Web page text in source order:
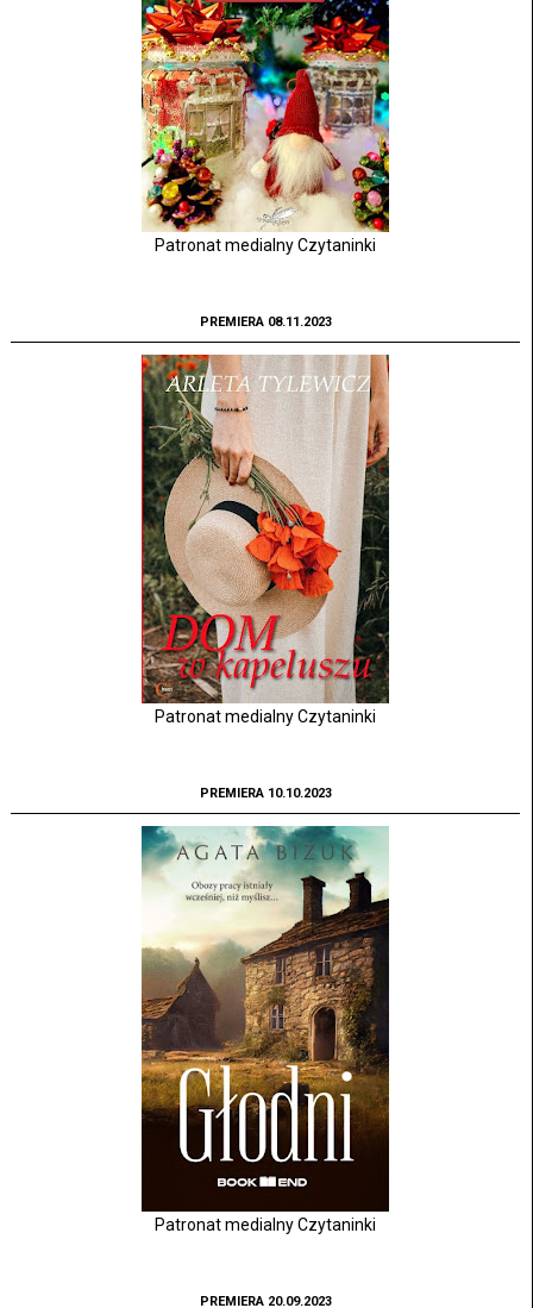
Patronat medialny Czytaninki
PREMIERA 08.11.2023
Patronat medialny Czytaninki
PREMIERA 10.10.2023
Patronat medialny Czytaninki
PREMIERA 20.09.2023